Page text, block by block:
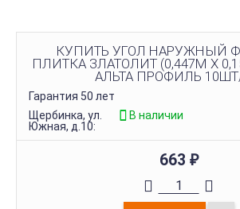
КУПИТЬ УГОЛ НАРУЖНЫЙ
ПЛИТКА ЗЛАТОЛИТ (0,447М Х
АЛЬТА ПРОФИЛЬ
Гарантия 50 лет
Щербинка, ул.
Южная, д.10:
В наличии
663 ₽